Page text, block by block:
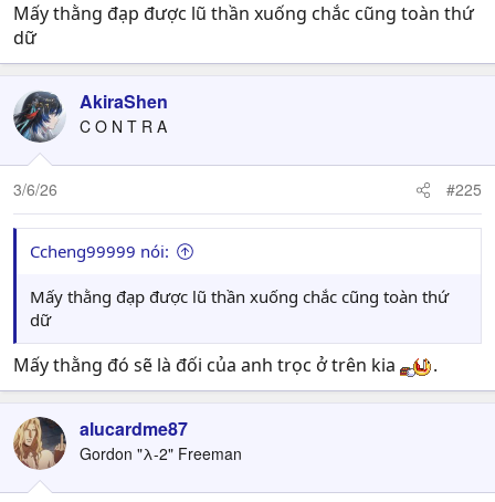
Mấy thằng đạp được lũ thần xuống chắc cũng toàn thứ
dữ
AkiraShen
C O N T R A
3/6/26 #225
Ccheng99999 nói:
Mấy thằng đạp được lũ thần xuống chắc cũng toàn thứ
dữ
Mấy thằng đó sẽ là đối của anh trọc ở trên kia .
alucardme87
Gordon "λ-2" Freeman